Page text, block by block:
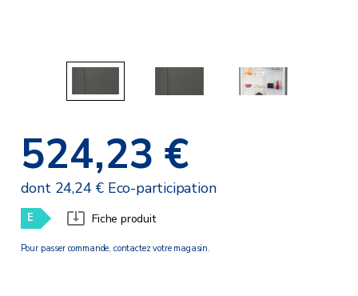
524,23 €
dont 24,24 € Eco-participation
E Fiche produit
Pour passer commande, contactez votre magasin.